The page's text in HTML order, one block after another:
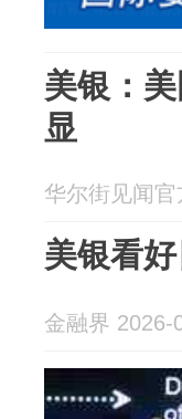
美银：
显
华尔街见闻
美银看
金融界 2026-